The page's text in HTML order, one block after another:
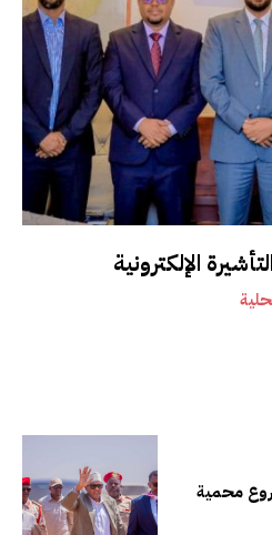
الإلكترونية
محمية